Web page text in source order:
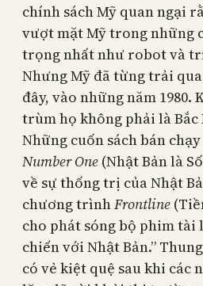
chính sách Mỹ quan ngại
vượt mặt Mỹ trong những
trọng nhất như robot và
Nhưng Mỹ đã từng trải
đây, vào những năm 1980.
trùm họ không phải là
Những cuốn sách bán
Number One (Nhật Bản là
về sự thống trị của Nhật
chương trìnhFrontline
cho phát sóng bộ phim tài
chiến với Nhật Bản.”
có vẻ kiệt quệ sau khi các